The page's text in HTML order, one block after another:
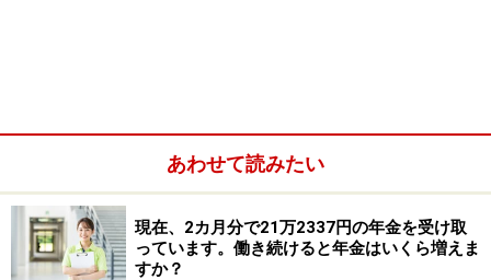
あわせて読みたい
現在、2カ月分で21万2337円の年金を受け取
っています。働き続けると年金はいくら増えま
すか？